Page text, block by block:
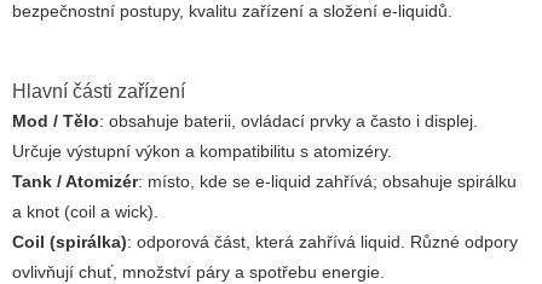
bezpečnostní postupy, kvalitu zařízení a složení e-liquidů.
Hlavní části zařízení
Mod / Tělo: obsahuje baterii, ovládací prvky a často i displej.
Určuje výstupní výkon a kompatibilitu s atomizéry.
Tank / Atomizér: místo, kde se e-liquid zahřívá; obsahuje spirálku
a knot (coil a wick).
Coil (spirálka): odporová část, která zahřívá liquid. Různé odpory
ovlivňují chuť, množství páry a spotřebu energie.